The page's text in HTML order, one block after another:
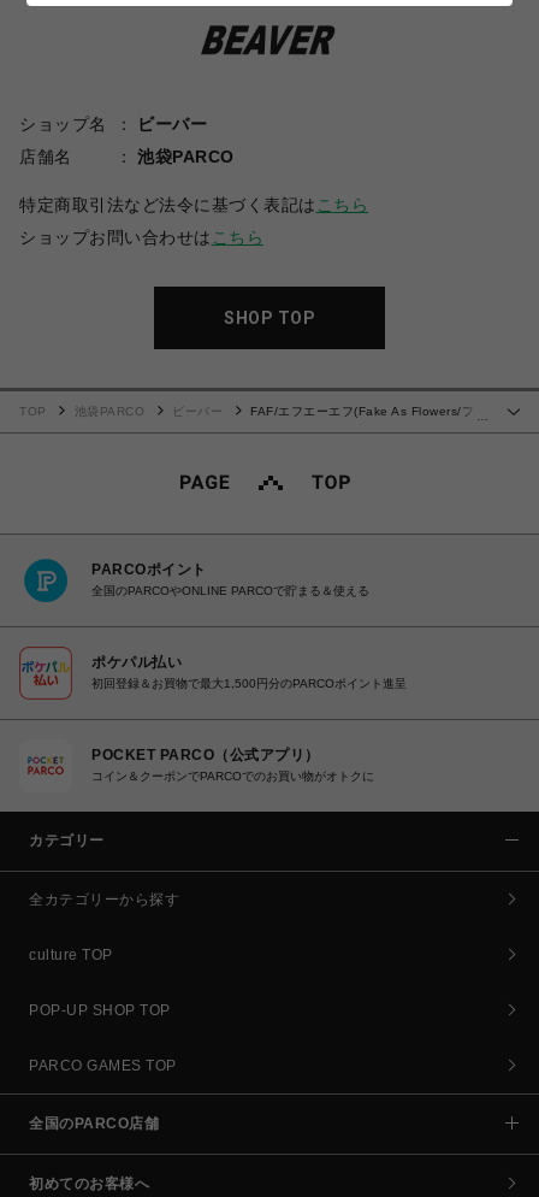
ショップ名
ビーバー
店舗名
池袋PARCO
特定商取引法など法令に基づく表記は こちら
ショップお問い合わせは こちら
SHOP TOP
TOP 池袋PARCO ビーバー
FAF/エフエーエフ(Fake As Flowers/フェ
PARCOポイント
全国のPARCOやONLINE PARCOで貯まる＆使える
ポケパル払い
初回登録＆お買物で最大1,500円分のPARCOポイント進呈
POCKET PARCO（公式アプリ）
コイン＆クーポンでPARCOでのお買い物がオトクに
カテゴリー
全カテゴリーから探す
culture TOP
POP-UP SHOP TOP
PARCO GAMES TOP
全国のPARCO店舗
初めてのお客様へ